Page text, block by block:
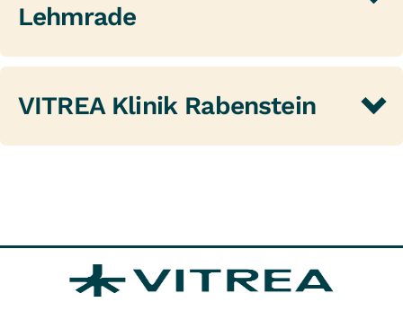
Lehmrade
VITREA Klinik Rabenstein